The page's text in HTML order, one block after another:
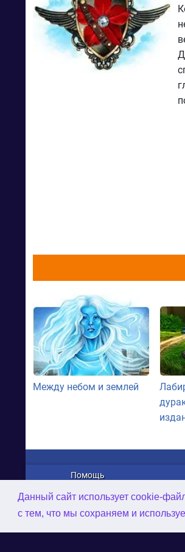
Данный сайт использует cookie-
с тем, что мы сохраняем и
Между небом и землей
Помощь
О нас
Политика
Обзор игр